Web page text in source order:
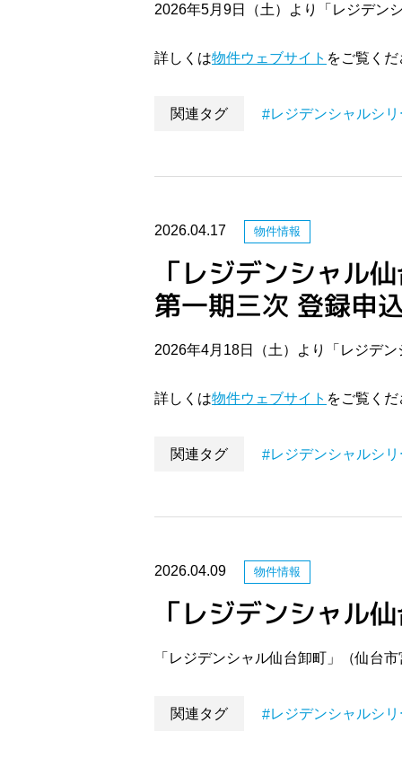
2026年5月9日（土）より「レジデン
詳しくは物件ウェブサイト をご覧く
関連タグ レジデンシャルシ
2026.04.17 物件情報
「レジデンシャル
第一期三次 登録申
2026年4月18日（土）より「レジデ
詳しくは物件ウェブサイト をご覧く
関連タグ レジデンシャルシ
2026.04.09 物件情報
「レジデンシャル
「レジデンシャル仙台卸町」（仙台
関連タグ レジデンシャルシ